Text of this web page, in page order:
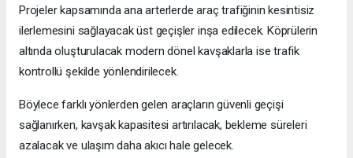
Projeler kapsamında ana arterlerde araç trafiğinin kesintisiz
ilerlemesini sağlayacak üst geçişler inşa edilecek. Köprülerin
altında oluşturulacak modern dönel kavşaklarla ise trafik
kontrollü şekilde yönlendirilecek.
Böylece farklı yönlerden gelen araçların güvenli geçişi
sağlanırken, kavşak kapasitesi artırılacak, bekleme süreleri
azalacak ve ulaşım daha akıcı hale gelecek.